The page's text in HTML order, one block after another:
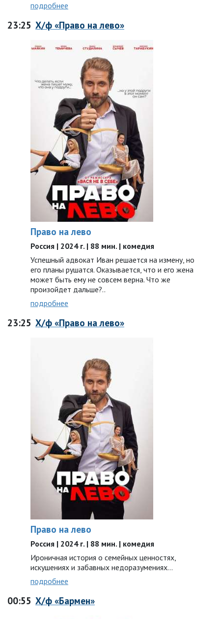
подробнее
23:25 Х/ф «Право на лево»
Право на лево
Россия | 2024 г. | 88 мин. | комедия
Успешный адвокат Иван решается на измену, но
его планы рушатся. Оказывается, что и его жена
может быть ему не совсем верна. Что же
произойдет дальше?..
подробнее
23:25 Х/ф «Право на лево»
Право на лево
Россия | 2024 г. | 88 мин. | комедия
Ироничная история о семейных ценностях,
искушениях и забавных недоразумениях…
подробнее
00:55 Х/ф «Бармен»